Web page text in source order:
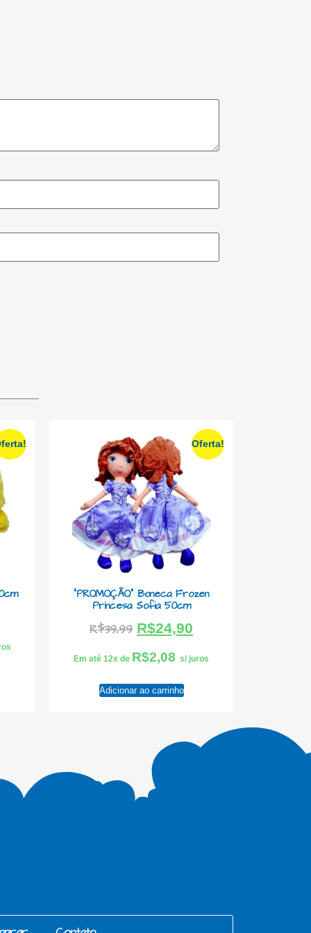
Oferta!
“PROMOÇÃO” Boneca Frozen
Princesa Sofia 50cm
R$39,99 R$24,90
Em até 12x de R$2,08 s/ juros
Adicionar ao carrinho